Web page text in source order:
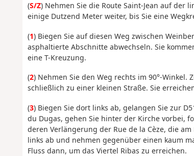
(S/Z) Nehmen Sie die Route Saint-Jean auf der
einige Dutzend Meter weiter, bis Sie eine
(1) Biegen Sie auf diesen Weg zwischen
asphaltierte Abschnitte abwechseln. Sie
eine T-Kreuzung.
(2) Nehmen Sie den Weg rechts im 90°-
schließlich zu einer kleinen Straße. Sie
(3) Biegen Sie dort links ab, gelangen Sie zur
du Dugas, gehen Sie hinter der Kirche vorbei,
deren Verlängerung der Rue de la Cèze, die
links ab und nehmen gegenüber einen kaum
Fluss dann, um das Viertel Ribas zu erreichen.